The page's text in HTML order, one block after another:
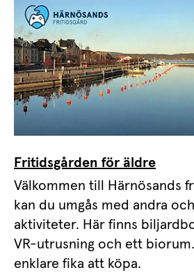
Fritidsgården för äldre
Välkommen till Härnösands
kan du umgås med andra
aktiviteter. Här finns
VR-utrusning och ett
enklare fika att köpa.